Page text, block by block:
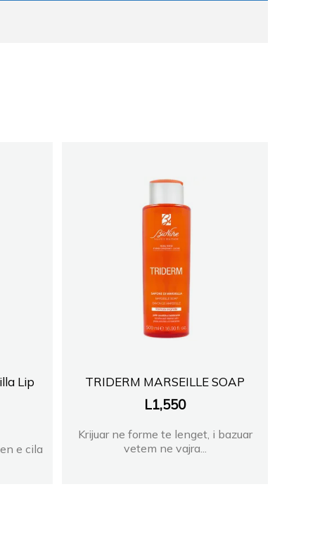
Lip
e cila
TRIDERM MARSEILLE SOAP
L1,550
Krijuar ne forme te lenget, i bazuar
vetem ne vajra...